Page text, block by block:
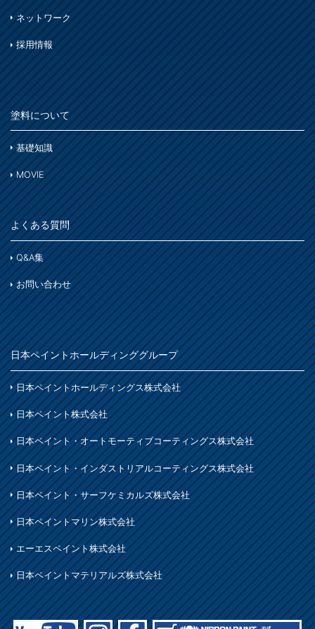
石材・タイル
木部
コンクリート基礎
門扉・手すり・ドア・雨戸
木部
鉄部
アルミ
ステンレス
コンクリート
床・ベランダ・屋上
コンクリート床・アスファルト
ガーデン
プラスチック製品
木部
鉄製品
着色
ホビー・工作
石材・タイル
着色
木部
窓枠・ドア・棚
木部
鉄部
アルミ
家具・電化製品
木部
ホビー・工作
木部
鉄部
紙・発泡スチロール
その他
ガーデン
着色
トタン屋根
かわら屋根
コンクリート床・アスファルト
外壁・塀
ガーデン木部
木部ステイン・ニス・ワックス
スプレー
ホビー・工作
塗装用具
は
ま
や
ら
わ
ネットワーク
採用情報
塗料について
基礎知識
MOVIE
よくある質問
Q&A集
お問い合わせ
日本ペイントホールディンググループ
日本ペイントホールディングス株式会社
日本ペイント株式会社
日本ペイント・オートモーティブコーティングス株式会社
日本ペイント・インダストリアルコーティングス株式会社
日本ペイント・サーフケミカルズ株式会社
日本ペイントマリン株式会社
エーエスペイント株式会社
日本ペイントマテリアルズ株式会社